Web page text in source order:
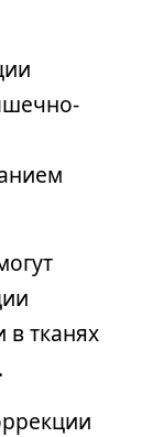
в тканях